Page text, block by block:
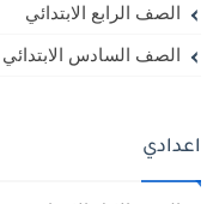
الصف الرابع الابتدائي
الصف السادس الابتدائي
اعدادي